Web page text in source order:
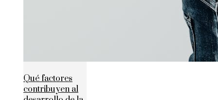
Qué factores
contribuyen al